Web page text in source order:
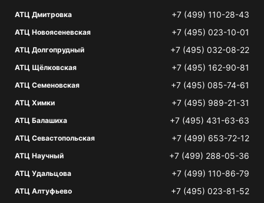
АТЦ Дмитровка +7 (499) 110-28-43
АТЦ Новоясеневская +7 (495) 023-10-01
АТЦ Долгопрудный +7 (495) 032-08-22
АТЦ Щёлковская +7 (495) 162-90-81
АТЦ Семеновская +7 (495) 085-74-61
АТЦ Химки +7 (495) 989-21-31
АТЦ Балашиха +7 (495) 431-63-63
АТЦ Севастопольская +7 (499) 653-72-12
АТЦ Научный +7 (499) 288-05-36
АТЦ Удальцова +7 (499) 110-86-79
АТЦ Алтуфьево +7 (495) 023-81-52